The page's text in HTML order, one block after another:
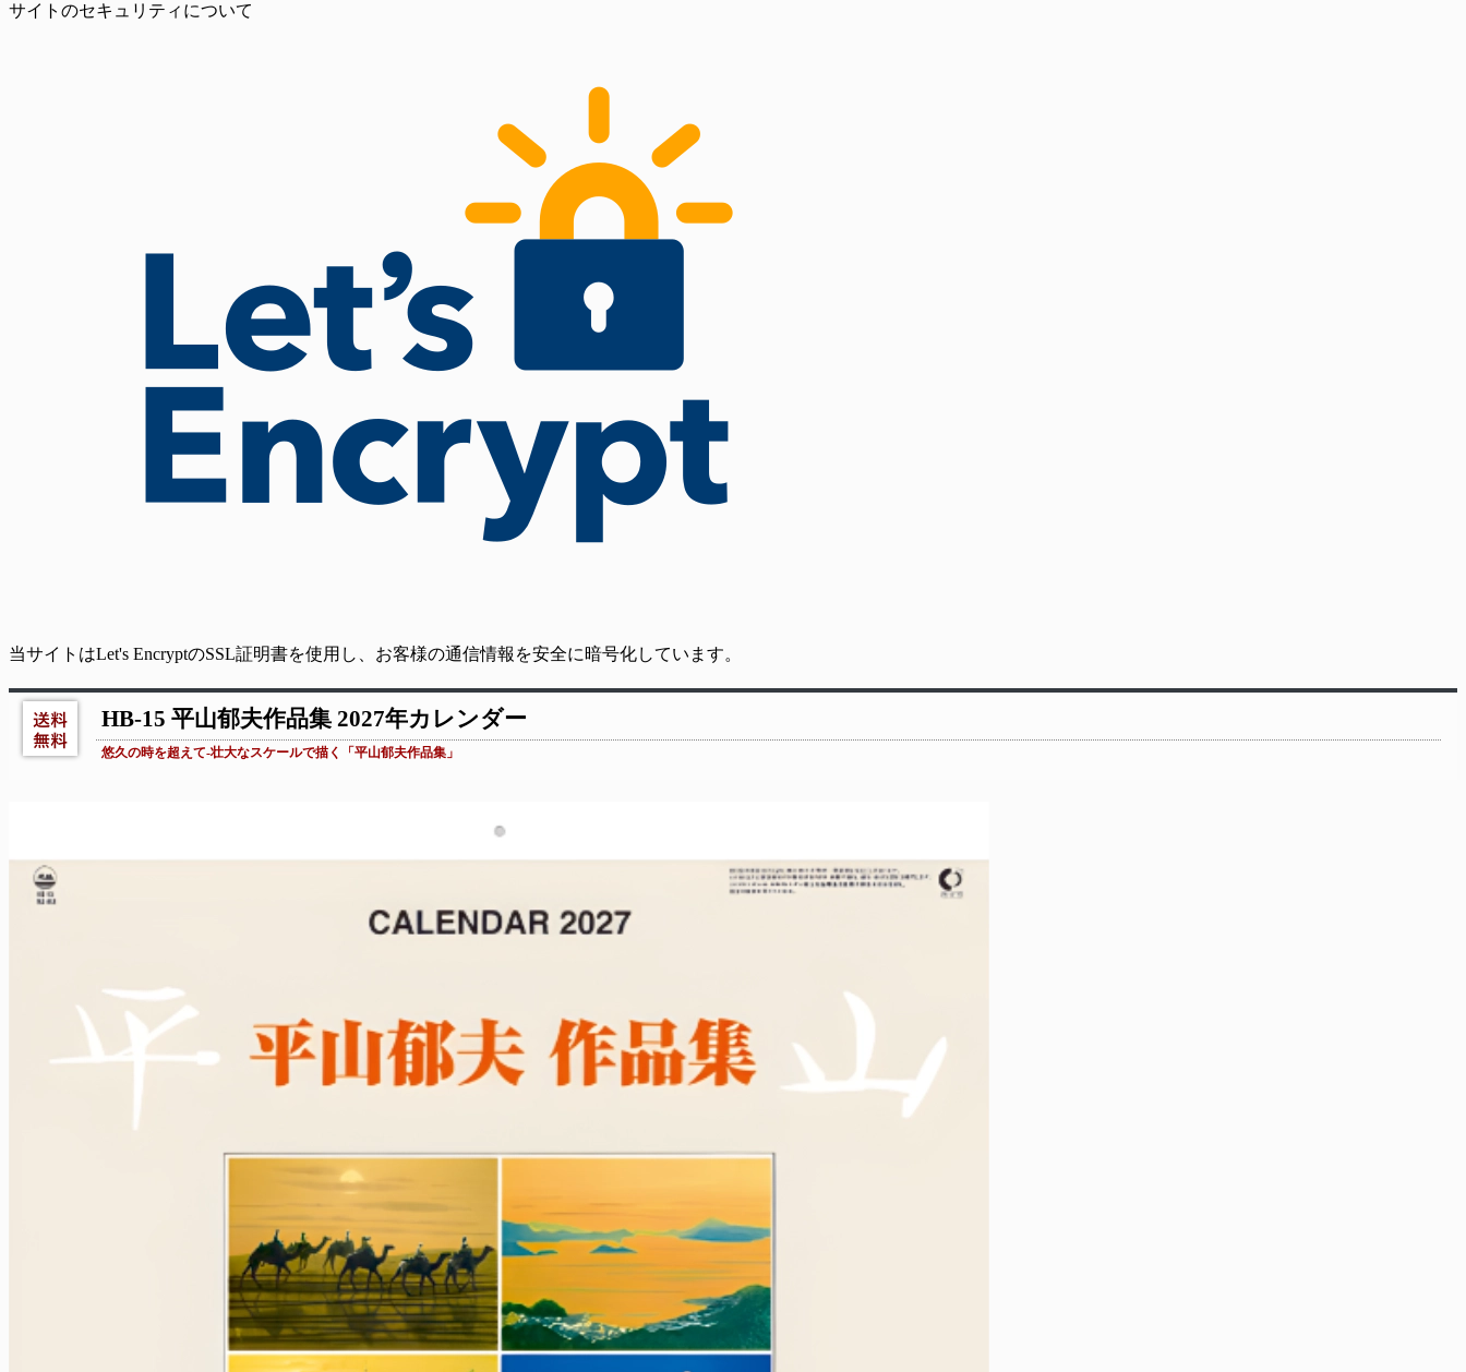
サイトのセキュリティについて
当サイトはLet's EncryptのSSL証明書を使用し、お客様の通信情報を安全に暗号化しています。
HB-15 平山郁夫作品集 2027年カレンダー
悠久の時を超えて-壮大なスケールで描く「平山郁夫作品集」